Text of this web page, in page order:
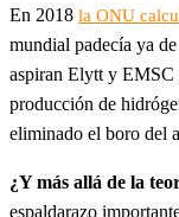
En 2018 la ONU
mundial padecía ya
aspiran Elytt y EMSC
producción de
eliminado el boro del
¿Y más allá de la
espaldarazo